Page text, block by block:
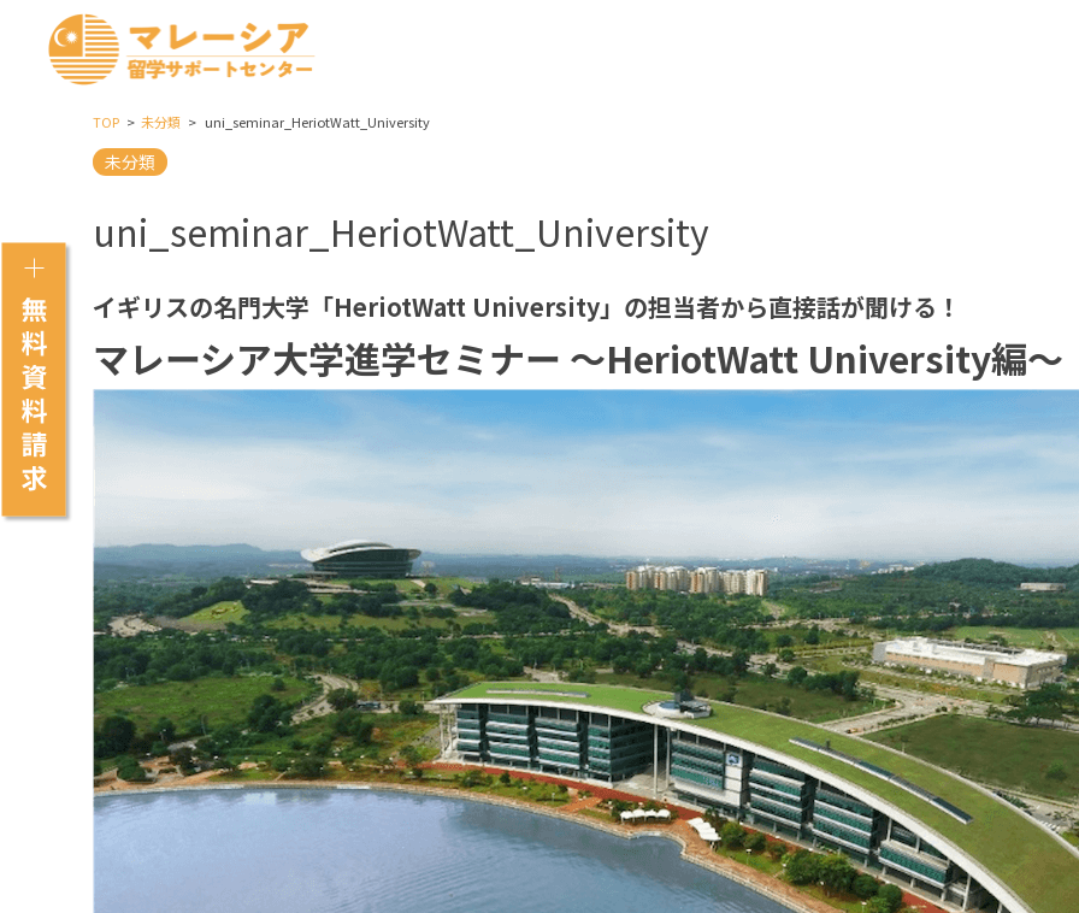
TOP 未分類 uni_seminar_HeriotWatt_University
未分類
uni_seminar_HeriotWatt_University
イギリスの名門大学「HeriotWatt University」の担当者から直接話が聞ける！
マレーシア大学進学セミナー 〜HeriotWatt University編〜